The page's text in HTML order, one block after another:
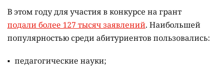
В этом году для участия в конкурсе на грант
подали более 127 тысяч заявлений. Наибольшей
популярностью среди абитуриентов пользовались:
педагогические науки;